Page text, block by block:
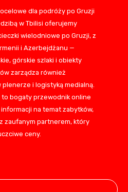
dla podróży po Gruzji
w Tbilisi oferujemy
wielodniowe po Gruzji, z
i Azerbejdżanu —
górskie szlaki i obiekty
zarządza również
plenerze i logistyką medialną.
to bogaty przewodnik online
na temat zabytków,
zaufanym partnerem, który
ceny.